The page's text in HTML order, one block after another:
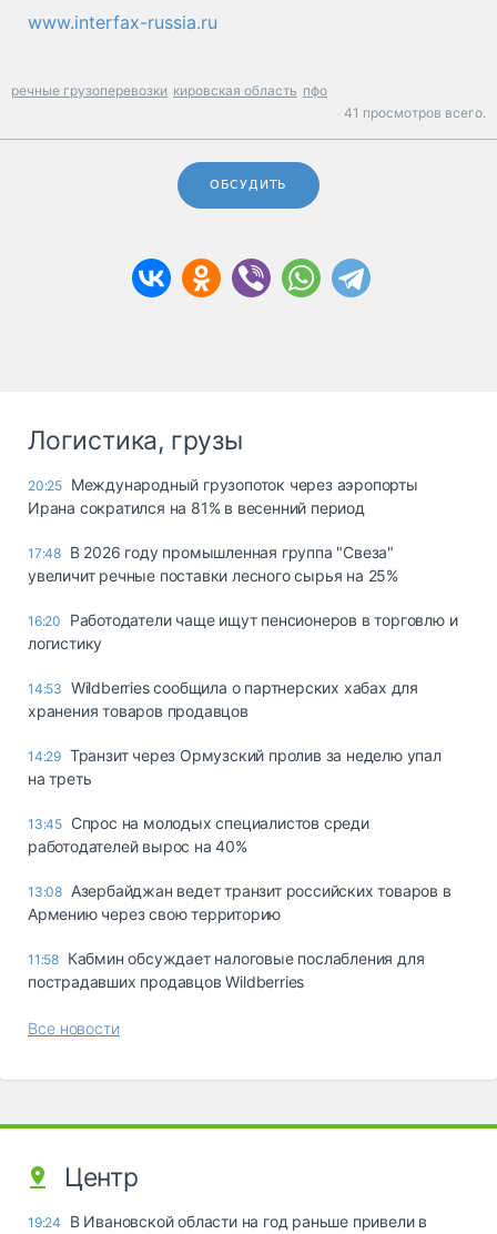
www.interfax-russia.ru
речные грузоперевозки кировская область пфо
41 просмотров всего.
ОБСУДИТЬ
Логистика, грузы
20:25 Международный грузопоток через аэропорты
Ирана сократился на 81% в весенний период
17:48 В 2026 году промышленная группа "Свеза"
увеличит речные поставки лесного сырья на 25%
16:20
Работодатели чаще ищут пенсионеров в торговлю и
логистику
14:53 Wildberries сообщила о партнерских хабах для
хранения товаров продавцов
14:29 Транзит через Ормузский пролив за неделю упал
на треть
13:45 Спрос на молодых специалистов среди
работодателей вырос на 40%
13:08 Азербайджан ведет транзит российских товаров в
Армению через свою территорию
11:58 Кабмин обсуждает налоговые послабления для
пострадавших продавцов Wildberries
Все новости
Центр
19:24
В Ивановской области на год раньше привели в